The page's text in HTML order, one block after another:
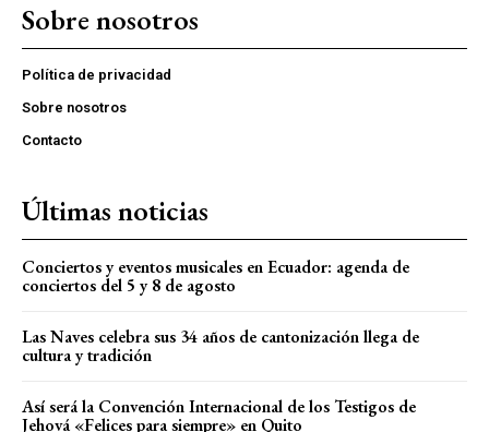
Sobre nosotros
Política de privacidad
Sobre nosotros
Contacto
Últimas noticias
Conciertos y eventos musicales en Ecuador: agenda de
conciertos del 5 y 8 de agosto
Las Naves celebra sus 34 años de cantonización llega de
cultura y tradición
Así será la Convención Internacional de los Testigos de
Jehová «Felices para siempre» en Quito